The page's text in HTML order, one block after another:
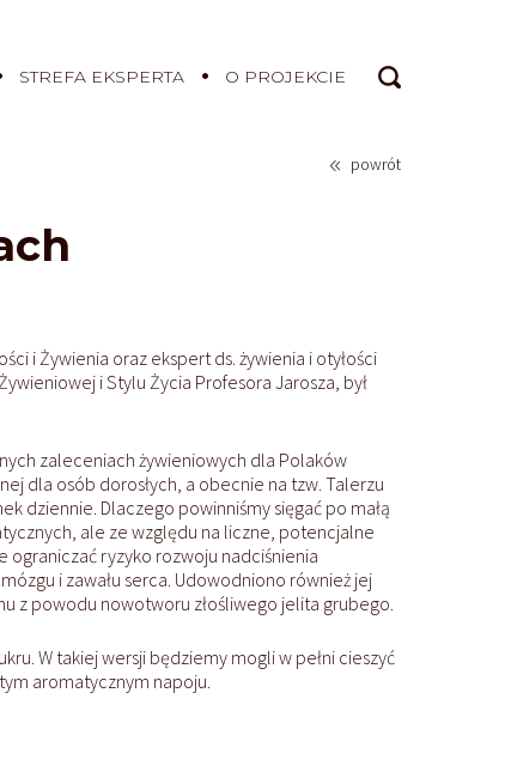
STREFA EKSPERTA O PROJEKCIE
powrót
i Żywienia oraz ekspert ds. żywienia i otyłości
i Stylu Życia Profesora Jarosza, był
zaleceniach żywieniowych dla Polaków
dla osób dorosłych, a obecnie na tzw. Talerzu
dziennie. Dlaczego powinniśmy sięgać po małą
ale ze względu na liczne, potencjalne
ograniczać ryzyko rozwoju nadciśnienia
i zawału serca. Udowodniono również jej
z powodu nowotworu złośliwego jelita grubego.
W takiej wersji będziemy mogli w pełni cieszyć
aromatycznym napoju.